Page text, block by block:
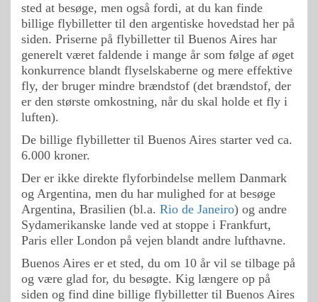
sted at besøge, men også fordi, at du kan finde
billige flybilletter til den argentiske hovedstad her på
siden. Priserne på flybilletter til Buenos Aires har
generelt været faldende i mange år som følge af øget
konkurrence blandt flyselskaberne og mere effektive
fly, der bruger mindre brændstof (det brændstof, der
er den største omkostning, når du skal holde et fly i
luften).
De billige flybilletter til Buenos Aires starter ved ca.
6.000 kroner.
Der er ikke direkte flyforbindelse mellem Danmark
og Argentina, men du har mulighed for at besøge
Argentina, Brasilien (bl.a. Rio de Janeiro) og andre
Sydamerikanske lande ved at stoppe i Frankfurt,
Paris eller London på vejen blandt andre lufthavne.
Buenos Aires er et sted, du om 10 år vil se tilbage på
og være glad for, du besøgte. Kig længere op på
siden og find dine billige flybilletter til Buenos Aires